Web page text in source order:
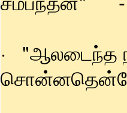
· "ஆலடைந்த